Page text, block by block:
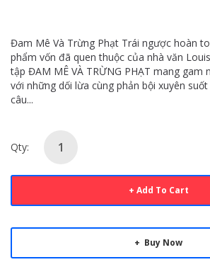
Đam Mê Và Trừng Phạt Trái ngược hoàn
phẩm vốn đã quen thuộc của nhà văn
tập ĐAM MÊ VÀ TRỪNG PHẠT mang gam
với những dối lừa cùng phản bội xuyên
câu...
Qty:
Add To Cart
Buy Now